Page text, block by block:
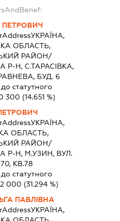
ПЕТРОВИЧ
УКРАЇНА,
ОБЛАСТЬ,
РАЙОН/
Р-Н, С.ТАРАСІВКА,
БУД. 6
статутного
300 (14.651 %)
УКРАЇНА,
ОБЛАСТЬ,
РАЙОН/
Р-Н, М.УЗИН, ВУЛ.
КВ.78
статутного
000 (31.294 %)
ПАВЛІВНА
УКРАЇНА,